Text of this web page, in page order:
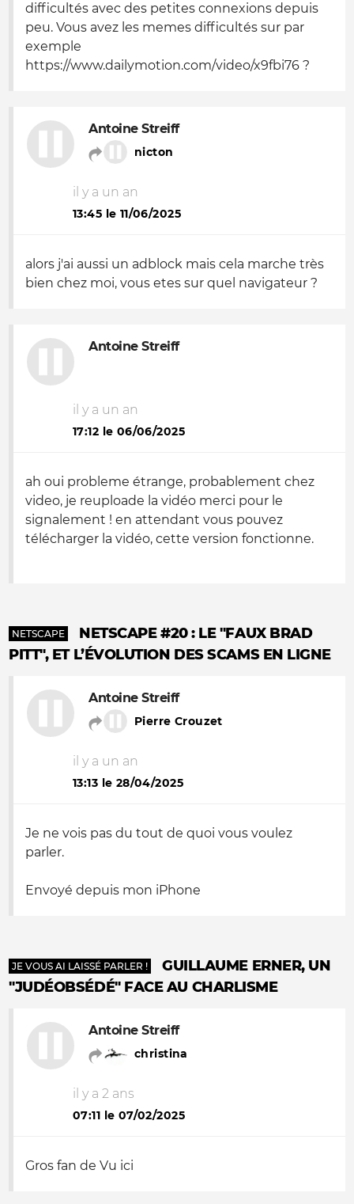
difficultés avec des petites connexions depuis
peu. Vous avez les memes difficultés sur par
exemple
https://www.dailymotion.com/video/x9fbi76 ?
Antoine Streiff
nicton
il y a un an
13:45 le 11/06/2025
alors j'ai aussi un adblock mais cela marche très
bien chez moi, vous etes sur quel navigateur ?
Antoine Streiff
il y a un an
17:12 le 06/06/2025
ah oui probleme étrange, probablement chez
video, je reuploade la vidéo merci pour le
signalement ! en attendant vous pouvez
télécharger la vidéo, cette version fonctionne.
NETSCAPE
NETSCAPE #20 : LE "FAUX BRAD
PITT", ET L’ÉVOLUTION DES SCAMS EN LIGNE
Antoine Streiff
Pierre Crouzet
il y a un an
13:13 le 28/04/2025
Je ne vois pas du tout de quoi vous voulez
parler.
Envoyé depuis mon iPhone
JE VOUS AI LAISSÉ PARLER !
GUILLAUME ERNER, UN
"JUDÉOBSÉDÉ" FACE AU CHARLISME
Antoine Streiff
christina
il y a 2 ans
07:11 le 07/02/2025
Gros fan de Vu ici